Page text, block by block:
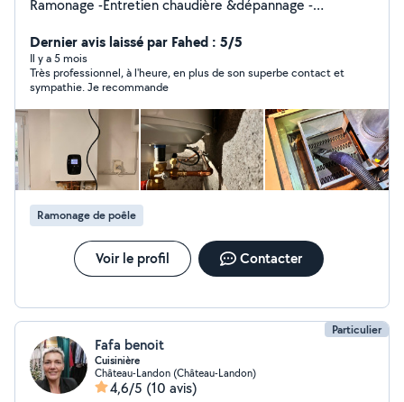
Ramonage -Entretien chaudière &dépannage -
Diagnostic ballon d'eau chaude -Desembouage des
radiateurs - climatisation : mise en service, installation
Dernier avis laissé par Fahed : 5/5
Il y a 5 mois
Très professionnel, à l'heure, en plus de son superbe contact et
sympathie. Je recommande
Ramonage de poêle
Voir le profil Contacter
Particulier
Fafa benoit
Cuisinière
Château-Landon (Château-Landon)
4,6/5 (10 avis)